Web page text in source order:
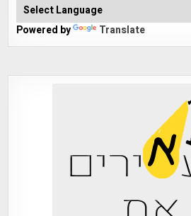
Powered by Translate